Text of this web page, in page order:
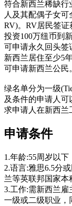
符合新西兰稀缺行
人及其配偶子女可
RV)。RV居民签
投资100万纽币到
可申请永久回头签
新西兰居住至少5
可申请新西兰公民
绿名单分为一级
及条件的申请人
求申请人在新西兰
申请条件
1.年龄:55周岁以下
2.语言:雅思6.5分
兰等英联邦国家
3.工作:需新西兰雇
一级或二级职业，